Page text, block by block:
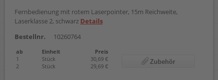
Fernbedienung mit rotem Laserpointer, 15m Reichweite,
Laserklasse 2, schwarz Details
Bestellnr.
10260764
ab Einheit
Preis
1
Stück
30,69 €
2
Stück 29,69 €
Zubehör